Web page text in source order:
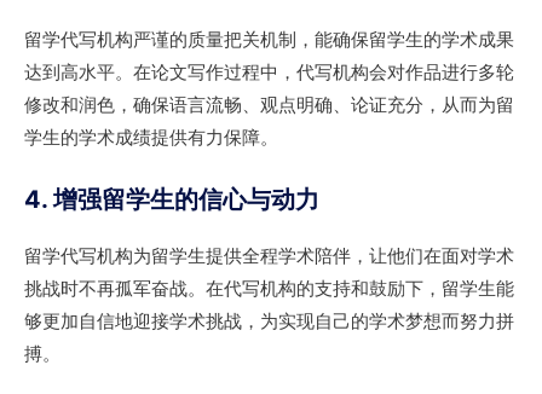
留学代写机构严谨的质量把关机制，能确保留学生的学术成果
达到高水平。在论文写作过程中，代写机构会对作品进行多轮
修改和润色，确保语言流畅、观点明确、论证充分，从而为留
学生的学术成绩提供有力保障。
4. 增强留学生的信心与动力
留学代写机构为留学生提供全程学术陪伴，让他们在面对学术
挑战时不再孤军奋战。在代写机构的支持和鼓励下，留学生能
够更加自信地迎接学术挑战，为实现自己的学术梦想而努力拼
搏。